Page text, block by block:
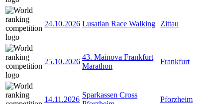
24.10.2026 Lusatian Race Walking Zittau
25.10.2026
43. Mainova Frankfurt
Marathon
Frankfurt
14.11.2026
Sparkassen Cross
Pforzheim